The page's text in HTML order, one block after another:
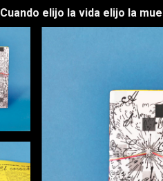
Cuando elijo la vida elijo la